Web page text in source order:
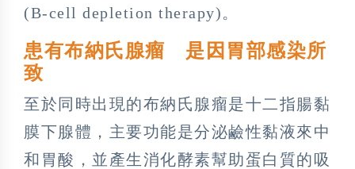
(B-cell depletion therapy)。
患有布納氏腺瘤 是因胃部感染所
致
至於同時出現的布納氏腺瘤是十二指腸黏
膜下腺體，主要功能是分泌鹼性黏液來中
和胃酸，並產生消化酵素幫助蛋白質的吸